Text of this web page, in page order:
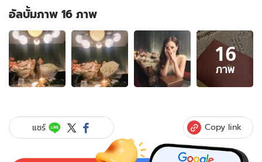
อัลบั้มภาพ 16 ภาพ
อัลบั้ม
ภาพ
16
ภาพ
ของ
เฟิร์น-
นาย
ภัทร"
16
ภาพ
แชร์ Copy link